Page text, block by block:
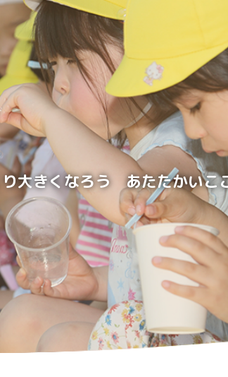
大きくなろう あたたかいこ